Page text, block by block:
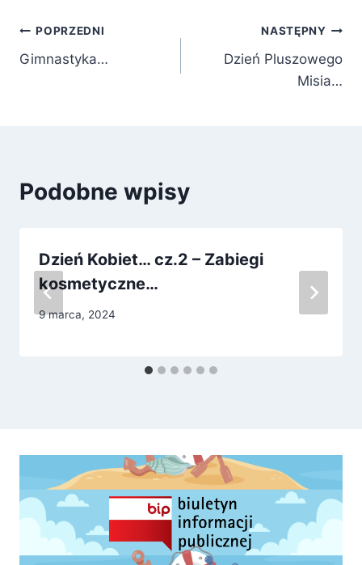
Nawigacja
wpisu
POPRZEDNI
Gimnastyka…
NASTĘPNY
Dzień Pluszowego
Misia…
Podobne wpisy
Dzień Kobiet… cz.2 – Zabiegi
kosmetyczne…
9 marca, 2024